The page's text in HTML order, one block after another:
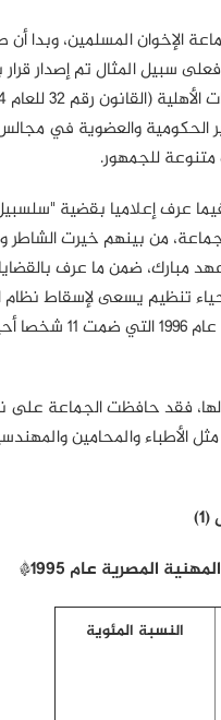
الإخوان المسلمين، وبدا
سبيل المثال تم إصدار
الحكومية والعضوية في
متنوعة للجمهور.
جاءت نقطة الصدام الأولى لنظام مبارك مع الإخوان أواخر
من بينهم خيرت
العمل على إحياء تنظيم يسعى
136 للعام 1995 أمن دولة
فقد حافظت الجماعة على
الأطباء والمحامين
المصرية عام 1995*
النسبة المئوية